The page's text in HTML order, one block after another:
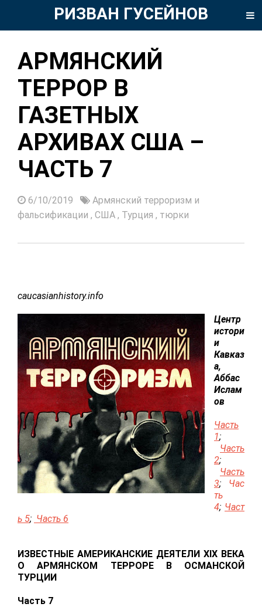
РИЗВАН ГУСЕЙНОВ
АРМЯНСКИЙ
ТЕРРОР В
ГАЗЕТНЫХ
АРХИВАХ США –
ЧАСТЬ 7
6/10/2019
Армянский терроризм и
фальсификации , США , Турция , тюрки
caucasianhistory.info
Центр
истори
и
Кавказ
а,
Аббас
Ислам
ов
Часть
1;
Часть
2;
Часть
3;
Час
ть
4; Част
ь 5; Часть 6
ИЗВЕСТНЫЕ АМЕРИКАНСКИЕ ДЕЯТЕЛИ XIX ВЕКА
О АРМЯНСКОМ ТЕРРОРЕ В ОСМАНСКОЙ
ТУРЦИИ
Часть 7